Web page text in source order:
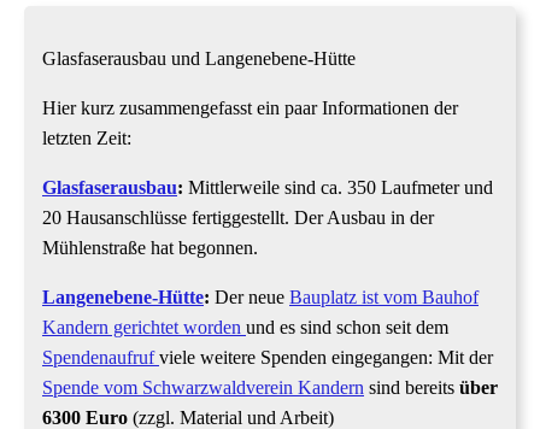
Glasfaserausbau und Langenebene-Hütte
Hier kurz zusammengefasst ein paar Informationen der
letzten Zeit:
Glasfaserausbau: Mittlerweile sind ca. 350 Laufmeter und
20 Hausanschlüsse fertiggestellt. Der Ausbau in der
Mühlenstraße hat begonnen.
Langenebene-Hütte: Der neue Bauplatz ist vom Bauhof
Kandern gerichtet worden und es sind schon seit dem
Spendenaufrufviele weitere Spenden eingegangen: Mit der
Spende vom Schwarzwaldverein Kandern sind bereits über
6300 Euro (zzgl. Material und Arbeit)